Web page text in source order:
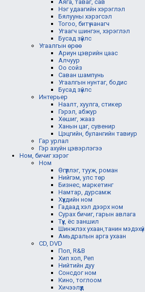
Аяга, таваг, сав
Нэг удаагийн хэрэглэл
Бялууны хэрэгсэл
Тогоо, битүү чанагч
Угаагч шингэн, хэрэглэл
Бусад зүйлс
Угаалгын өрөө
Ариун цэврийн цаас
Алчуур
Оо сойз
Саван шампунь
Угаалгын нунтаг, бодис
Бусад зүйлс
Интерьер
Наалт, хуулга, стикер
Гэрэл, абжур
Хөшиг, жааз
Ханын цаг, сувенир
Цэцгийн, булангийн тавиур
Гар урлал
Гэр ахуйн цэвэрлэгээ
Ном, бичиг хэрэг
Ном
Өгүүллэг, тууж, роман
Нийгэм, улс төр
Бизнес, маркетинг
Намтар, дурсамж
Хүүхдийн ном
Гадаад хэл дээрх ном
Сурах бичиг, гарын авлага
Түүх, ёс заншил
Шинжлэх ухаан,танин мэдэхүй
Амьдралын арга ухаан
CD, DVD
Поп, R&B
Хип хоп, Реп
Нийтийн дуу
Сонсдог ном
Кино, тоглоом
Хичээлүүд